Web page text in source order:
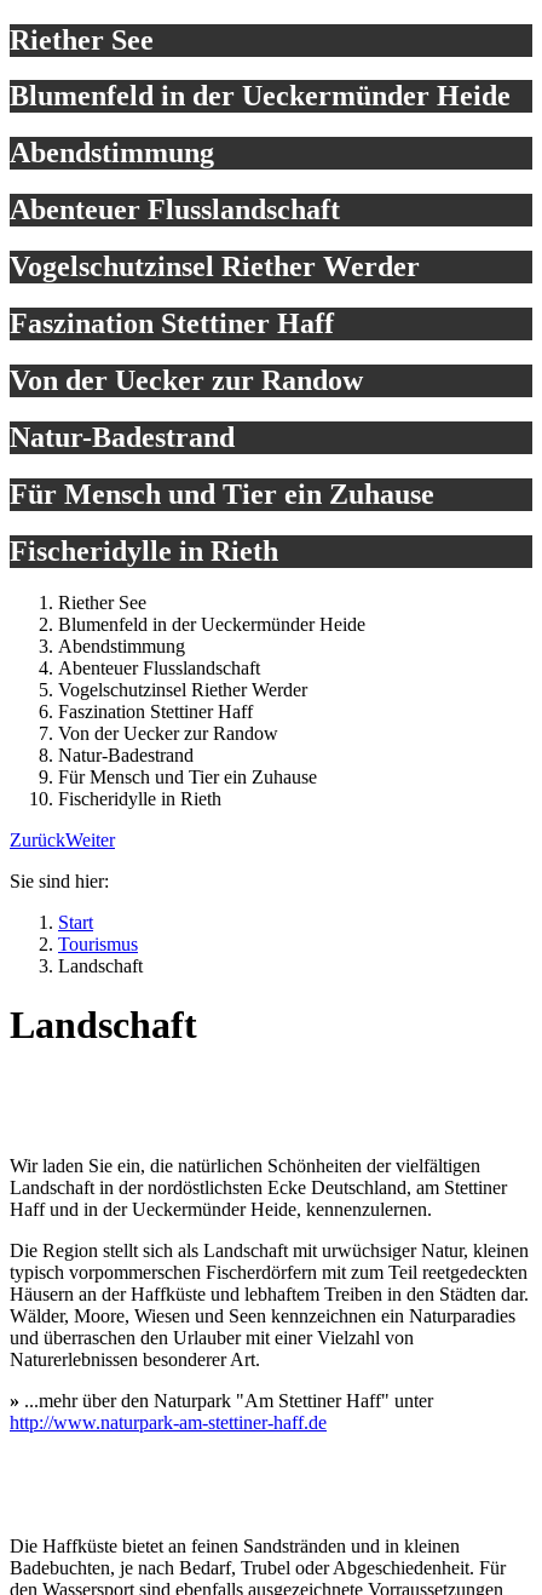
Riether See
Blumenfeld in der Ueckermünder Heide
Abendstimmung
Abenteuer Flusslandschaft
Vogelschutzinsel Riether Werder
Faszination Stettiner Haff
Von der Uecker zur Randow
Natur-Badestrand
Für Mensch und Tier ein Zuhause
Fischeridylle in Rieth
Riether See
Blumenfeld in der Ueckermünder Heide
Abendstimmung
Abenteuer Flusslandschaft
Vogelschutzinsel Riether Werder
Faszination Stettiner Haff
Von der Uecker zur Randow
Natur-Badestrand
Für Mensch und Tier ein Zuhause
Fischeridylle in Rieth
ZurückWeiter
Sie sind hier:
Start
Tourismus
Landschaft
Landschaft
Wir laden Sie ein, die natürlichen Schönheiten der vielfältigen
Landschaft in der nordöstlichsten Ecke Deutschland, am Stettiner
Haff und in der Ueckermünder Heide, kennenzulernen.
Die Region stellt sich als Landschaft mit urwüchsiger Natur, kleinen
typisch vorpommerschen Fischerdörfern mit zum Teil reetgedeckten
Häusern an der Haffküste und lebhaftem Treiben in den Städten dar.
Wälder, Moore, Wiesen und Seen kennzeichnen ein Naturparadies
und überraschen den Urlauber mit einer Vielzahl von
Naturerlebnissen besonderer Art.
» ...mehr über den Naturpark "Am Stettiner Haff" unter
http://www.naturpark-am-stettiner-haff.de
Die Haffküste bietet an feinen Sandstränden und in kleinen
Badebuchten, je nach Bedarf, Trubel oder Abgeschiedenheit. Für
den Wassersport sind ebenfalls ausgezeichnete Vorraussetzungen